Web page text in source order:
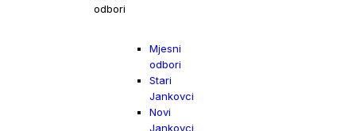
odbori
Mjesni
odbori
Stari
Jankovci
Novi
Jankovci